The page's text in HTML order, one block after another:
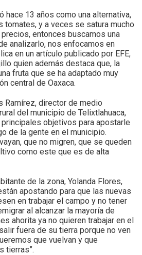
hace 13 años como una alternativa,
tomates, y a veces se satura mucho
entonces buscamos una
analizarlo, nos enfocamos en
en un artículo publicado por EFE,
quien además destaca que, la
fruta que se ha adaptado muy
central de Oaxaca.
Ramírez, director de medio
del municipio de Telixtlahuaca,
objetivos para apostarle
de la gente en el municipio.
que no migren, que se queden
como este que es de alta
de la zona, Yolanda Flores,
apostando para que las nuevas
en trabajar el campo y no tener
al alcanzar la mayoría de
ahorita ya no quieren trabajar en el
fuera de su tierra porque no ven
que vuelvan y que
tierras”.